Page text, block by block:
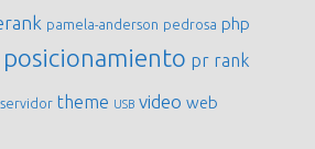
pamela-anderson pedrosa php
posicionamiento pr rank
servidor theme USB video web